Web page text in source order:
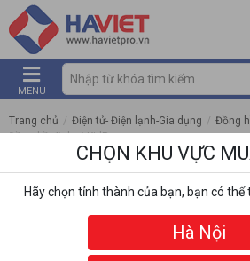
MENU
Trang chủ / Điện tử- Điện lạnh-Gia dụng / Đồng
Đồng hồ định vị KidPro
CHỌN KHU VỰC
Hãy chọn tỉnh thành của bạn, bạn có
Hà Nội